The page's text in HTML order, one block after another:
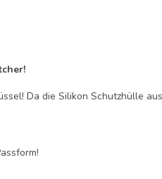
Da die Silikon Schutzhülle